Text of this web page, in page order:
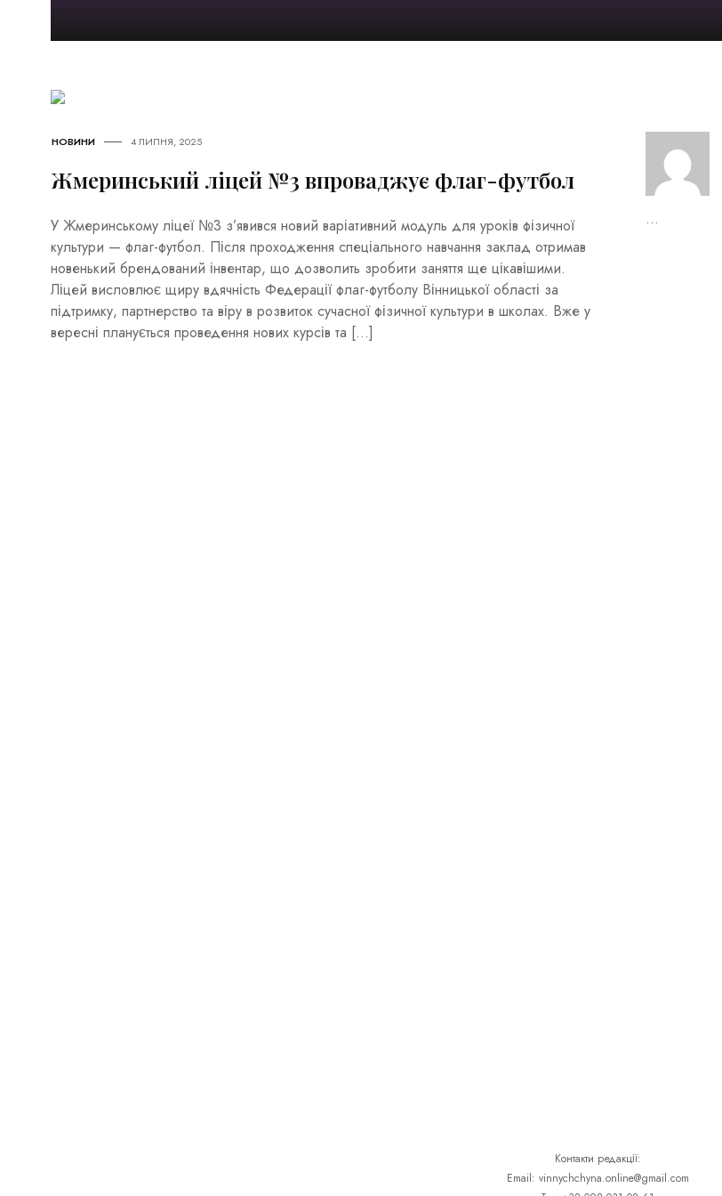
НОВИНИ 4 ЛИПНЯ, 2025
Жмеринський ліцей №3 впроваджує флаг-футбол
У Жмеринському ліцеї №3 з’явився новий варіативний модуль для уроків фізичної
культури — флаг-футбол. Після проходження спеціального навчання заклад отримав
новенький брендований інвентар, що дозволить зробити заняття ще цікавішими.
Ліцей висловлює щиру вдячність Федерації флаг-футболу Вінницької області за
підтримку, партнерство та віру в розвиток сучасної фізичної культури в школах. Вже у
вересні планується проведення нових курсів та […]
...
Контакти редакції:
Email: vinnychchyna.online@gmail.com